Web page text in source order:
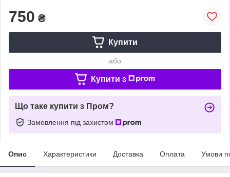
750 ₴
Купити
або
Купити з
Що таке купити з Пром?
Замовлення під захистом
Опис Характеристики Доставка Оплата Умови